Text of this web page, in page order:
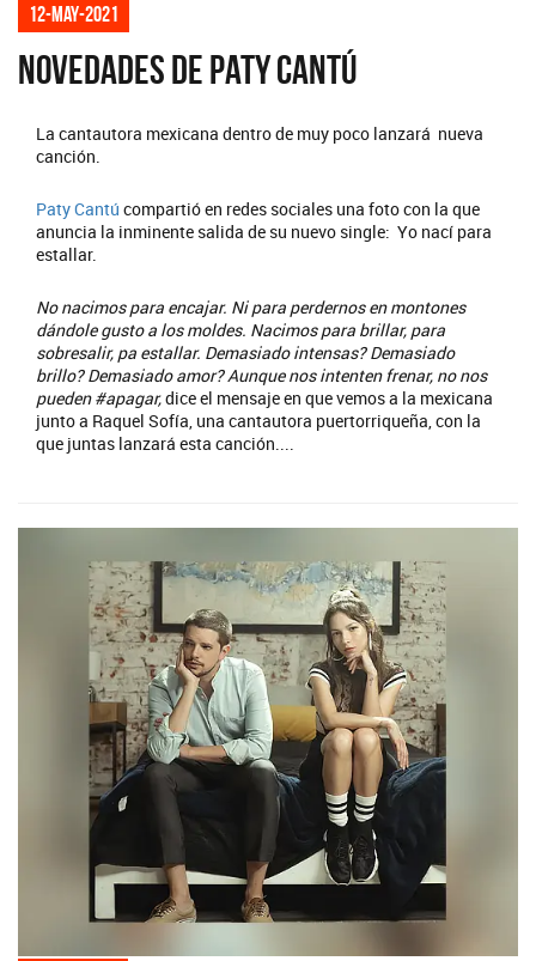
12-may-2021
Novedades de Paty Cantú
La cantautora mexicana dentro de muy poco lanzará nueva
canción.
Paty Cantú compartió en redes sociales una foto con la que
anuncia la inminente salida de su nuevo single: Yo nací para
estallar.
No nacimos para encajar. Ni para perdernos en montones
dándole gusto a los moldes. Nacimos para brillar, para
sobresalir, pa estallar. Demasiado intensas? Demasiado
brillo? Demasiado amor? Aunque nos intenten frenar, no nos
pueden #apagar,dice el mensaje en que vemos a la mexicana
junto a Raquel Sofía, una cantautora puertorriqueña, con la
que juntas lanzará esta canción....